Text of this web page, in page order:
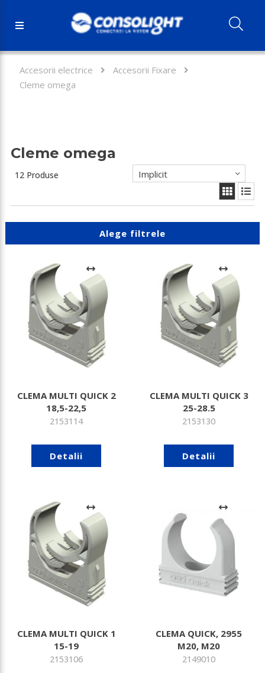
Accesorii electrice
Accesorii Fixare
Cleme omega
Cleme omega
12 Produse Implicit
Alege filtrele
CLEMA MULTI QUICK 2
18,5-22,5
2153114
Detalii
CLEMA MULTI QUICK 3
25-28.5
2153130
Detalii
CLEMA MULTI QUICK 1
15-19
2153106
CLEMA QUICK, 2955
M20, M20
2149010